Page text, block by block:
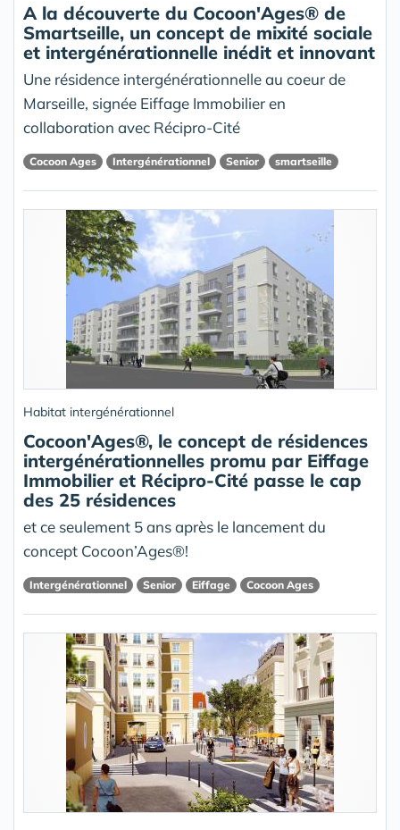
A la découverte du Cocoon'Ages® de
Smartseille, un concept de mixité sociale
et intergénérationnelle inédit et innovant
Une résidence intergénérationnelle au coeur de
Marseille, signée Eiffage Immobilier en
collaboration avec Récipro-Cité
Cocoon Ages Intergénérationnel Senior smartseille
Habitat intergénérationnel
Cocoon'Ages®, le concept de résidences
intergénérationnelles promu par Eiffage
Immobilier et Récipro-Cité passe le cap
des 25 résidences
et ce seulement 5 ans après le lancement du
concept Cocoon’Ages®!
Intergénérationnel Senior Eiffage Cocoon Ages